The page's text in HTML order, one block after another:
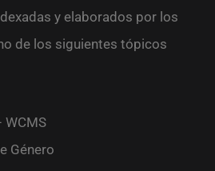
y elaborados por los
de los siguientes tópicos
WCMS
Género